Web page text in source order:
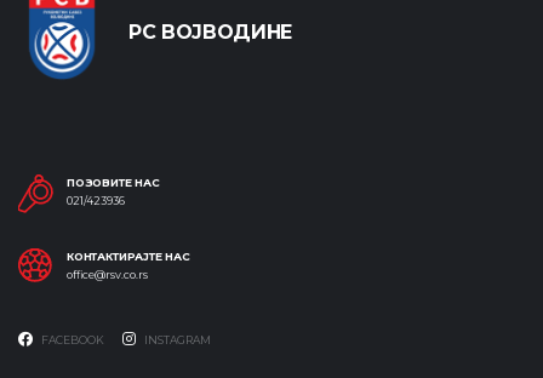
РС ВОЈВОДИНЕ
ПОЗОВИТЕ НАС
021/423936
КОНТАКТИРАЈТЕ НАС
office@rsv.co.rs
FACEBOOK INSTAGRAM